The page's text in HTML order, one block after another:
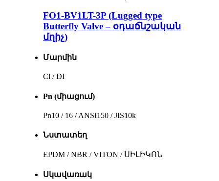
FO1-BV1LT-3P (Lugged type
Butterfly Valve – օդաճնշական
մղիչ)
Մարմին
Cl / DI
Pn (միացում)
Pn10 / 16 / ANSI150 / JIS10k
Նստատեղ
EPDM / NBR / VITON / ՍԻԼԻԿՈՆ
Սկավառակ